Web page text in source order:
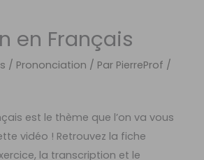
en Français
/ Prononciation / Par PierreProf /
est le thème que l’on va vous
vidéo ! Retrouvez la fiche
la transcription et le